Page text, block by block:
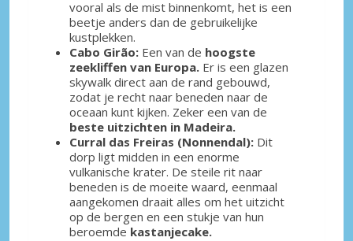
vooral als de mist binnenkomt, het is een
beetje anders dan de gebruikelijke
kustplekken.
Cabo Girão: Een van de hoogste
zeekliffen van Europa. Er is een glazen
skywalk direct aan de rand gebouwd,
zodat je recht naar beneden naar de
oceaan kunt kijken. Zeker een van de
beste uitzichten in Madeira.
Curral das Freiras (Nonnendal): Dit
dorp ligt midden in een enorme
vulkanische krater. De steile rit naar
beneden is de moeite waard, eenmaal
aangekomen draait alles om het uitzicht
op de bergen en een stukje van hun
beroemde kastanjecake.